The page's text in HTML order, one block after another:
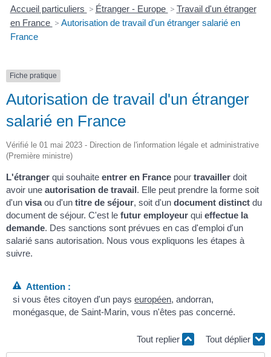
Accueil particuliers > Étranger - Europe > Travail d'un étranger
en France > Autorisation de travail d'un étranger salarié en
France
Fiche pratique
Autorisation de travail d'un étranger
salarié en France
Vérifié le 01 mai 2023 - Direction de l'information légale et administrative
(Première ministre)
L'étranger qui souhaite entrer en France pour travailler doit
avoir une autorisation de travail. Elle peut prendre la forme soit
d'un visaou d'un titre de séjour, soit d'un document distinct du
document de séjour. C'est le futur employeur qui effectue la
demande. Des sanctions sont prévues en cas d'emploi d'un
salarié sans autorisation. Nous vous expliquons les étapes à
suivre.
Attention :
si vous êtes citoyen d'un payseuropéen, andorran,
monégasque, de Saint-Marin, vous n'êtes pas concerné.
Tout replier Tout déplier